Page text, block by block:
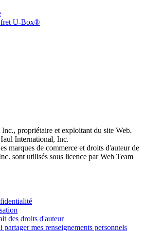
fret U-Box®
Inc., propriétaire et exploitant du site Web.
International, Inc.
marques de commerce et droits d'auteur de
sont utilisés sous licence par Web Team
des droits d'auteur
partager mes renseignements personnels